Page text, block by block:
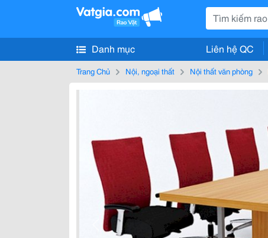
Danh mục Liên hệ QC
Trang Chủ Nội, ngoại thất Nội thất văn phòng